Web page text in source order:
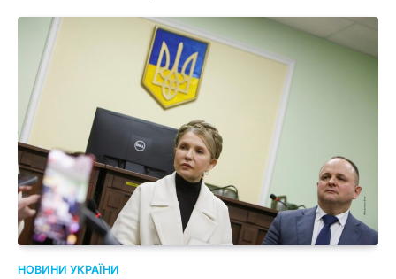
НОВИНИ УКРАЇНИ